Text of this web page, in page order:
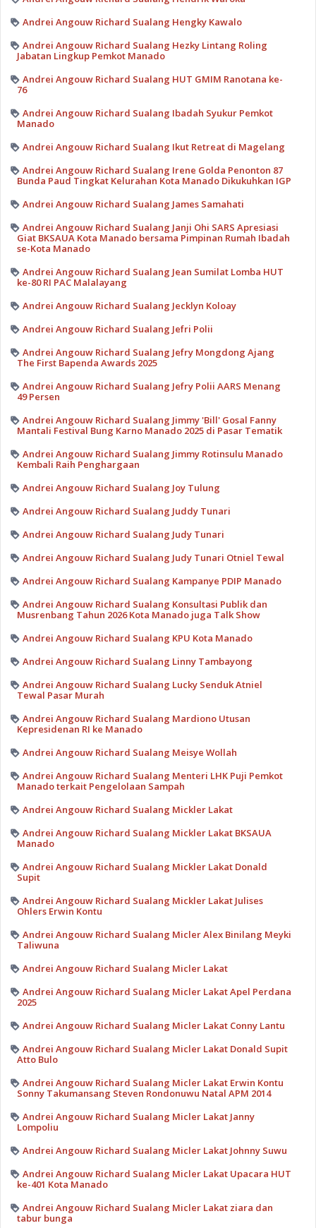
Andrei Angouw Richard Sualang Hengky Kawalo
Andrei Angouw Richard Sualang Hezky Lintang Roling
Jabatan Lingkup Pemkot Manado
Andrei Angouw Richard Sualang HUT GMIM Ranotana ke-
76
Andrei Angouw Richard Sualang Ibadah Syukur Pemkot
Manado
Andrei Angouw Richard Sualang Ikut Retreat di Magelang
Andrei Angouw Richard Sualang Irene Golda Penonton 87
Bunda Paud Tingkat Kelurahan Kota Manado Dikukuhkan IGP
Andrei Angouw Richard Sualang James Samahati
Andrei Angouw Richard Sualang Janji Ohi SARS Apresiasi
Giat BKSAUA Kota Manado bersama Pimpinan Rumah Ibadah
se-Kota Manado
Andrei Angouw Richard Sualang Jean Sumilat Lomba HUT
ke-80 RI PAC Malalayang
Andrei Angouw Richard Sualang Jecklyn Koloay
Andrei Angouw Richard Sualang Jefri Polii
Andrei Angouw Richard Sualang Jefry Mongdong Ajang
The First Bapenda Awards 2025
Andrei Angouw Richard Sualang Jefry Polii AARS Menang
49 Persen
Andrei Angouw Richard Sualang Jimmy 'Bill' Gosal Fanny
Mantali Festival Bung Karno Manado 2025 di Pasar Tematik
Andrei Angouw Richard Sualang Jimmy Rotinsulu Manado
Kembali Raih Penghargaan
Andrei Angouw Richard Sualang Joy Tulung
Andrei Angouw Richard Sualang Juddy Tunari
Andrei Angouw Richard Sualang Judy Tunari
Andrei Angouw Richard Sualang Judy Tunari Otniel Tewal
Andrei Angouw Richard Sualang Kampanye PDIP Manado
Andrei Angouw Richard Sualang Konsultasi Publik dan
Musrenbang Tahun 2026 Kota Manado juga Talk Show
Andrei Angouw Richard Sualang KPU Kota Manado
Andrei Angouw Richard Sualang Linny Tambayong
Andrei Angouw Richard Sualang Lucky Senduk Atniel
Tewal Pasar Murah
Andrei Angouw Richard Sualang Mardiono Utusan
Kepresidenan RI ke Manado
Andrei Angouw Richard Sualang Meisye Wollah
Andrei Angouw Richard Sualang Menteri LHK Puji Pemkot
Manado terkait Pengelolaan Sampah
Andrei Angouw Richard Sualang Mickler Lakat
Andrei Angouw Richard Sualang Mickler Lakat BKSAUA
Manado
Andrei Angouw Richard Sualang Mickler Lakat Donald
Supit
Andrei Angouw Richard Sualang Mickler Lakat Julises
Ohlers Erwin Kontu
Andrei Angouw Richard Sualang Micler Alex Binilang Meyki
Taliwuna
Andrei Angouw Richard Sualang Micler Lakat
Andrei Angouw Richard Sualang Micler Lakat Apel Perdana
2025
Andrei Angouw Richard Sualang Micler Lakat Conny Lantu
Andrei Angouw Richard Sualang Micler Lakat Donald Supit
Atto Bulo
Andrei Angouw Richard Sualang Micler Lakat Erwin Kontu
Sonny Takumansang Steven Rondonuwu Natal APM 2014
Andrei Angouw Richard Sualang Micler Lakat Janny
Lompoliu
Andrei Angouw Richard Sualang Micler Lakat Johnny Suwu
Andrei Angouw Richard Sualang Micler Lakat Upacara HUT
ke-401 Kota Manado
Andrei Angouw Richard Sualang Micler Lakat ziara dan
tabur bunga